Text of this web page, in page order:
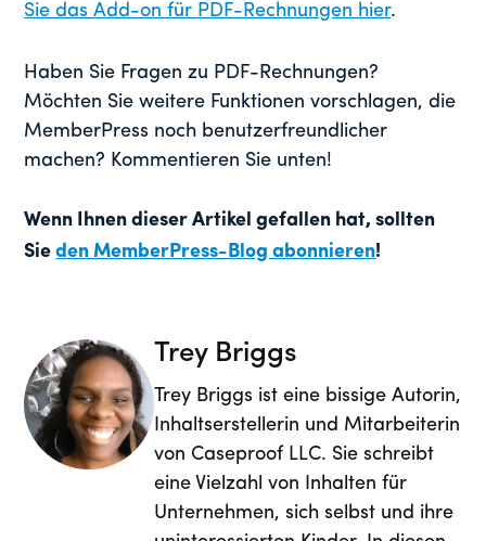
Sie das Add-on für PDF-Rechnungen hier.
Haben Sie Fragen zu PDF-Rechnungen?
Möchten Sie weitere Funktionen vorschlagen, die
MemberPress noch benutzerfreundlicher
machen? Kommentieren Sie unten!
Wenn Ihnen dieser Artikel gefallen hat, sollten
Sieden MemberPress-Blog abonnieren!
Trey Briggs
Trey Briggs ist eine bissige Autorin,
Inhaltserstellerin und Mitarbeiterin
von Caseproof LLC. Sie schreibt
eine Vielzahl von Inhalten für
Unternehmen, sich selbst und ihre